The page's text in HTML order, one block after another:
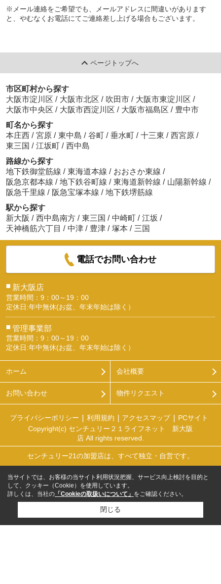
※メール連絡をご希望でも、メールアドレスに間違いがあります
と、やむなくお電話にてご連絡差し上げる場合もございます。
ページトップへ
市区町村から探す
大阪市淀川区 / 大阪市北区 / 吹田市 / 大阪市東淀川区 /
大阪市中央区 / 大阪市西淀川区 / 大阪市福島区 / 豊中市
町名から探す
本庄西 / 宮原 / 東中島 / 谷町 / 垂水町 / 十三東 / 西宮原 /
東三国 / 江坂町 / 西中島
路線から探す
地下鉄御堂筋線 / 東海道本線 / おおさか東線 /
阪急京都本線 / 地下鉄谷町線 / 東海道新幹線 / 山陽新幹線 /
阪急千里線 / 阪急宝塚本線 / 地下鉄堺筋線
駅から探す
新大阪 / 西中島南方 / 東三国 / 中崎町 / 江坂 /
天神橋筋六丁目 / 中津 / 豊津 / 塚本 / 三国
電話でお問い合わせ
■ 新大阪店
営業時間：9：00～19：00
定休日:年中無休(お盆、年末年始は除く）
■ 管理事業部
営業時間：9：00～19：00
定休日:年中無休(お盆、年末年始は除く）
ホーム 会社概要
お問い合わせ 物件リクエスト
プライバシーポリシー 利用規約 アクセスマップ
PCサイト
Copyright(c) センチュリー２１ライフネット 新大阪
店 All rights reserved.
センチュリー21の加盟店は、すべて独立・自営です。
当サイトでは、お客様の当サイト利用状況把握、サービス向上検討を目的と
して、クッキー（Cookie）を使用しています。
詳しくは、当社の 「Cookieの取扱いについて」 をご確認ください。
閉じる